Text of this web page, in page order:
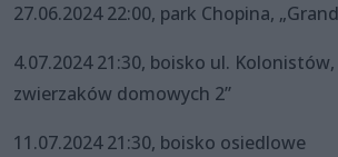
27.06.2024 22:00, park Chopina,
4.07.2024 21:30, boisko ul.
zwierzaków domowych 2”
11.07.2024 21:30, boisko osiedlowe